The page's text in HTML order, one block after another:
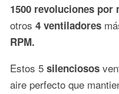
1500 revoluciones por
otros 4 ventiladores
RPM.
Estos 5 silenciosos
aire perfecto que